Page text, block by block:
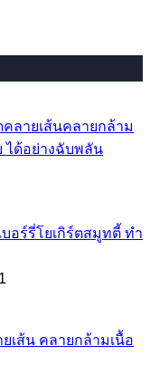
ลายเส้นคลายกล้าม
ได้อย่างฉับพลัน
อร์รี่โยเกิร์ตสมูทตี้ ทำ
เส้น คลายกล้ามเนื้อ